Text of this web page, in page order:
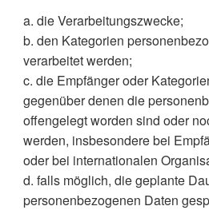
a. die Verarbeitungszwecke;
b. den Kategorien
verarbeitet werden;
c. die Empfänger oder
gegenüber denen die
offengelegt worden sind oder
werden, insbesondere bei
oder bei internationalen
d. falls möglich, die geplante
personenbezogenen Daten